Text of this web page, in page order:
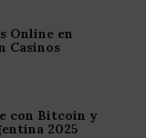
Online en
Casinos
con Bitcoin y
2025